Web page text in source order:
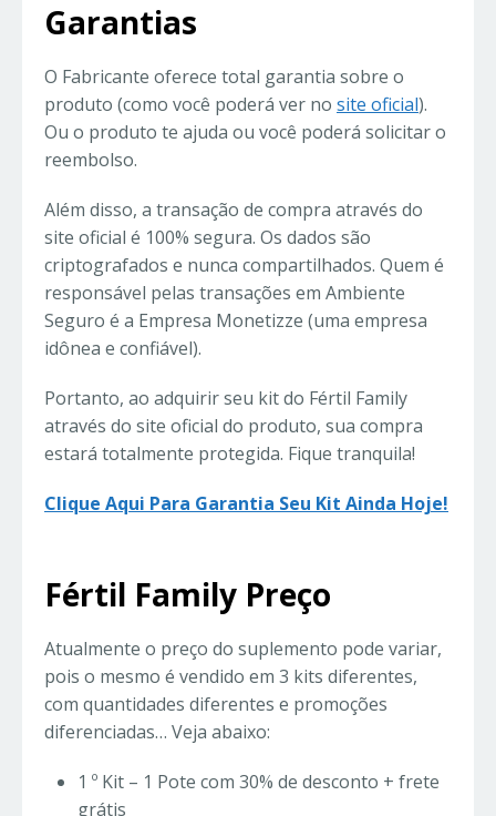
Garantias
O Fabricante oferece total garantia sobre o
produto (como você poderá ver no site oficial).
Ou o produto te ajuda ou você poderá solicitar o
reembolso.
Além disso, a transação de compra através do
site oficial é 100% segura. Os dados são
criptografados e nunca compartilhados. Quem é
responsável pelas transações em Ambiente
Seguro é a Empresa Monetizze (uma empresa
idônea e confiável).
Portanto, ao adquirir seu kit do Fértil Family
através do site oficial do produto, sua compra
estará totalmente protegida. Fique tranquila!
Clique Aqui Para Garantia Seu Kit Ainda Hoje!
Fértil Family Preço
Atualmente o preço do suplemento pode variar,
pois o mesmo é vendido em 3 kits diferentes,
com quantidades diferentes e promoções
diferenciadas… Veja abaixo:
1 º Kit – 1 Pote com 30% de desconto + frete
grátis